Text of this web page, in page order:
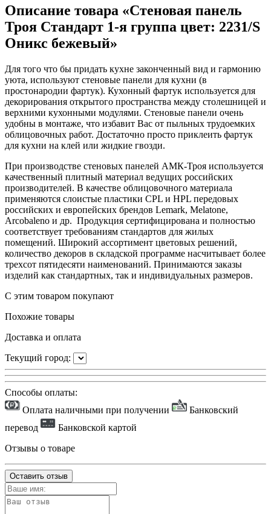
Описание товара «Стеновая панель
Троя Стандарт 1-я группа цвет: 2231/S
Оникс бежевый»
Для того что бы придать кухне законченный вид и гармонию
уюта, используют стеновые панели для кухни (в
простонародии фартук). Кухонный фартук используется для
декорирования открытого пространства между столешницей и
верхними кухонными модулями. Стеновые панели очень
удобны в монтаже, что избавит Вас от пыльных трудоемких
облицовочных работ. Достаточно просто приклеить фартук
для кухни на клей или жидкие гвозди.
При производстве стеновых панелей АМК-Троя используется
качественный плитный материал ведущих российских
производителей. В качестве облицовочного материала
применяются слоистые пластики CPL и HPL передовых
российских и европейских брендов Lemark, Melatone,
Arcobaleno и др. Продукция сертифицирована и полностью
соответствует требованиям стандартов для жилых
помещений. Широкий ассортимент цветовых решений,
количество декоров в складской программе насчитывает более
трехсот пятидесяти наименований. Принимаются заказы
изделий как стандартных, так и индивидуальных размеров.
С этим товаром покупают
Похожие товары
Доставка и оплата
Текущий город:
Способы оплаты:
Оплата наличными при получении
Банковский
перевод
Банковской картой
Отзывы о товаре
Оставить отзыв